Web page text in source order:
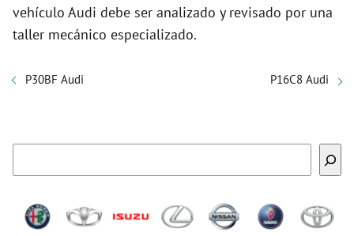
vehículo Audi debe ser analizado y revisado por una
taller mecánico especializado.
P30BF Audi P16C8 Audi